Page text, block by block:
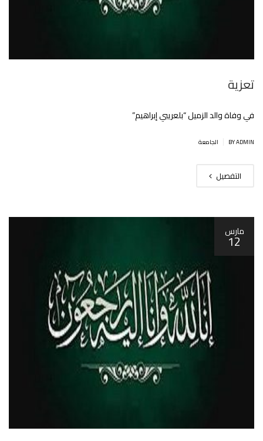
تعزية
في وفاة والد الزميل “بلعريبي إبراهيم”
BY ADMIN الجامعة
التفصيل
مارس
12